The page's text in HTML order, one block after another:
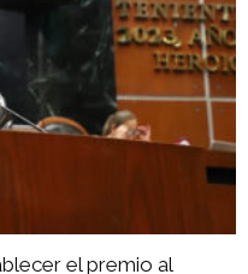
el premio al